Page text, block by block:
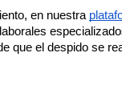
en nuestra
que el despido se